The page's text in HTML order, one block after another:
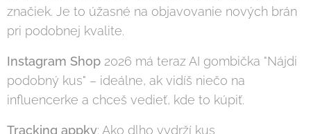
značiek. Je to úžasné na objavovanie nových brán
pri podobnej kvalite.
Instagram Shop 2026 má teraz AI gombička "Nájdi
podobný kus" – ideálne, ak vidíš niečo na
influencerke a chceš vedieť, kde to kúpiť.
Tracking appky: Ako dlho vydrží kus